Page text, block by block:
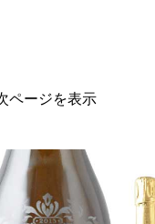
ページを表示